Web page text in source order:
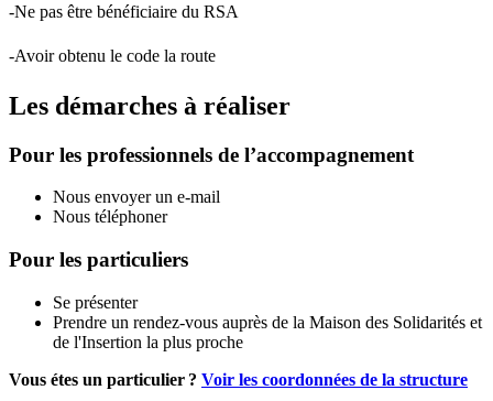
-Ne pas être bénéficiaire du RSA
-Avoir obtenu le code la route
Les démarches à réaliser
Pour les professionnels de l’accompagnement
Nous envoyer un e-mail
Nous téléphoner
Pour les particuliers
Se présenter
Prendre un rendez-vous auprès de la Maison des Solidarités et
de l'Insertion la plus proche
Vous étes un particulier ? Voir les coordonnées de la structure